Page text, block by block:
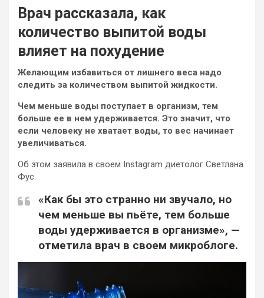
Врач рассказала, как
количество выпитой воды
влияет на похудение
Желающим избавиться от лишнего веса надо
следить за количеством выпитой жидкости.
Чем меньше воды поступает в организм, тем
больше ее в нем удерживается. Это значит, что
если человеку не хватает воды, то вес начинает
увеличиваться.
Об этом заявила в своем Instagram диетолог Светлана
Фус.
«Как бы это странно ни звучало, но
чем меньше вы пьёте, тем больше
воды удерживается в организме», —
отметила врач в своем микроблоге.